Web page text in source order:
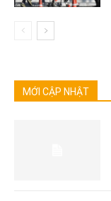
MỚI CẬP NHẬT